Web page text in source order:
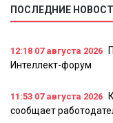
ПОСЛЕДНИЕ
12:18 07 августа 2026
Интеллект-форум
11:53 07 августа 2026
сообщает